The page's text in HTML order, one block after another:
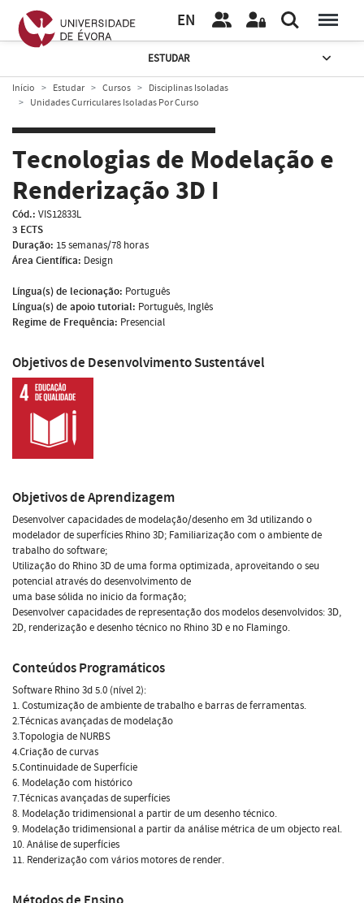
EN
ESTUDAR
Início Estudar Cursos
Disciplinas Isoladas
Unidades Curriculares Isoladas Por Curso
Tecnologias de Modelação e
Renderização 3D I
Cód.: VIS12833L
3 ECTS
Duração: 15 semanas/78 horas
Área Científica: Design
Língua(s) de lecionação: Português
Língua(s) de apoio tutorial: Português, Inglês
Regime de Frequência: Presencial
Objetivos de Desenvolvimento Sustentável
Objetivos de Aprendizagem
Desenvolver capacidades de modelação/desenho em 3d utilizando o
modelador de superfícies Rhino 3D; Familiarização com o ambiente de
trabalho do software;
Utilização do Rhino 3D de uma forma optimizada, aproveitando o seu
potencial através do desenvolvimento de
uma base sólida no inicio da formação;
Desenvolver capacidades de representação dos modelos desenvolvidos: 3D,
2D, renderização e desenho técnico no Rhino 3D e no Flamingo.
Conteúdos Programáticos
Software Rhino 3d 5.0 (nível 2):
1. Costumização de ambiente de trabalho e barras de ferramentas.
2.Técnicas avançadas de modelação
3.Topologia de NURBS
4.Criação de curvas
5.Continuidade de Superfície
6. Modelação com histórico
7.Técnicas avançadas de superfícies
8. Modelação tridimensional a partir de um desenho técnico.
9. Modelação tridimensional a partir da análise métrica de um objecto real.
10. Análise de superfícies
11. Renderização com vários motores de render.